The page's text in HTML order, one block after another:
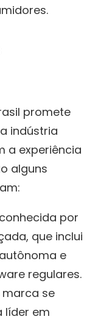
promete
indústria
a experiência
alguns
por
que inclui
e
regulares.
marca se
líder em